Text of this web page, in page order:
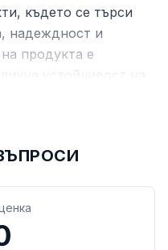
където се търси
надеждност и
продукта е
устойчивост на
м²